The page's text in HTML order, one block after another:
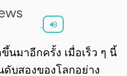
0:00 0:00
นมาอีกครั้ง เมื่อเร็ว ๆ นี้
บสองของโลกอย่าง